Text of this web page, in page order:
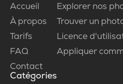
Accueil
À propos
Tarifs
FAQ
Contact
Explorer nos
Trouver un
Licence
Appliquer
Catégories